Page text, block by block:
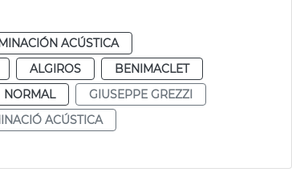
ACÚSTICA
ALGIROS
BENIMACLET
NORMAL
GIUSEPPE GREZZI
ACÚSTICA